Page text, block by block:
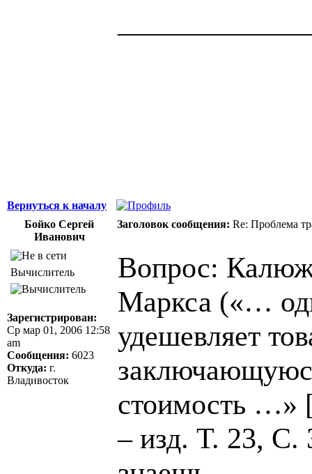
Вернуться к началу
Бойко Сергей
Иванович
Заголовок сообщения: Re: Проблема
Вычислитель
Зарегистрирован:
Ср мар 01, 2006 12:58
am
Сообщения: 6023
Откуда: г.
Владивосток
Вопрос:
Маркса («…
удешевляет
стоимость …»
– изд. Т. 23, С.